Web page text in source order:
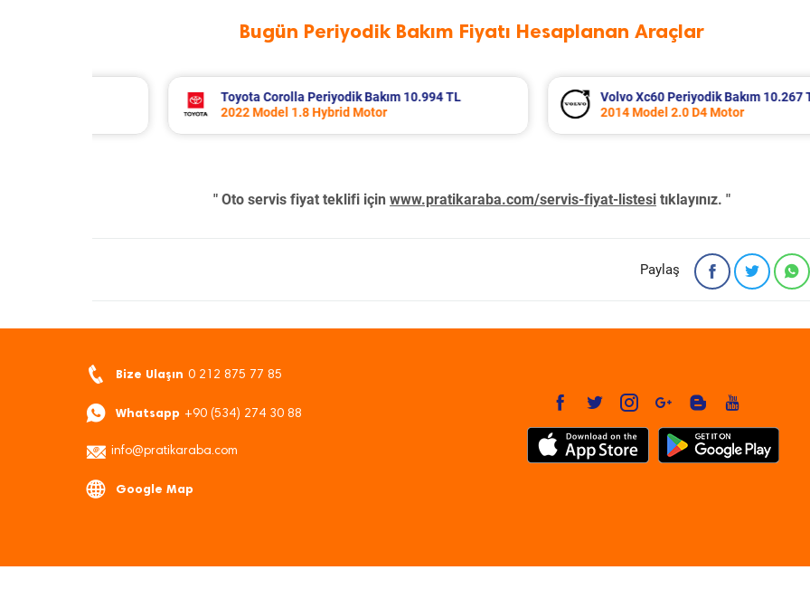
Bugün Periyodik Bakım Fiyatı Hesaplanan Araçlar
Toyota Corolla Periyodik Bakım 10.994 TL
2022 Model 1.8 Hybrid Motor
Volvo Xc60 Periyodik Bakım 10.267 TL
2014 Model 2.0 D4 Motor
" Oto servis fiyat teklifi için www.pratikaraba.com/servis-fiyat-listesi tıklayınız. "
Paylaş
Bize Ulaşın 0 212 875 77 85
Whatsapp +90 (534) 274 30 88
info@pratikaraba.com
Google Map